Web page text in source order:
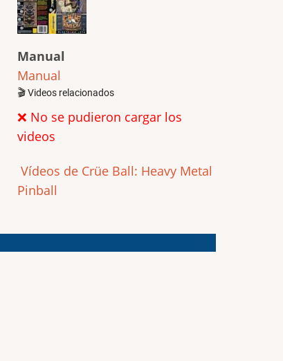
Manual
Manual
🎬 Videos relacionados
❌ No se pudieron cargar los
videos
Vídeos de Crüe Ball: Heavy Metal
Pinball